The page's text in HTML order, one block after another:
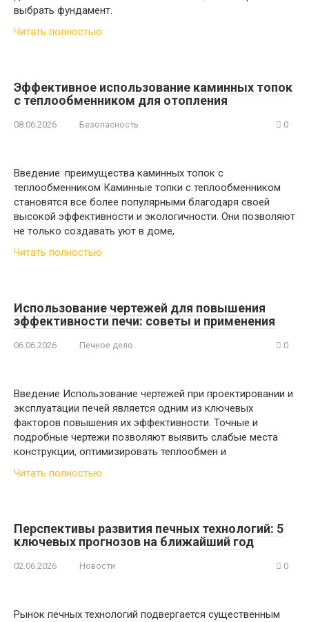
выбрать фундамент.
Читать полностью
Эффективное использование каминных топок
с теплообменником для отопления
08.06.2026 Безопасность 0
Введение: преимущества каминных топок с
теплообменником Каминные топки с теплообменником
становятся все более популярными благодаря своей
высокой эффективности и экологичности. Они позволяют
не только создавать уют в доме,
Читать полностью
Использование чертежей для повышения
эффективности печи: советы и применения
06.06.2026 Печное дело 0
Введение Использование чертежей при проектировании и
эксплуатации печей является одним из ключевых
факторов повышения их эффективности. Точные и
подробные чертежи позволяют выявить слабые места
конструкции, оптимизировать теплообмен и
Читать полностью
Перспективы развития печных технологий: 5
ключевых прогнозов на ближайший год
02.06.2026 Новости 0
Рынок печных технологий подвергается существенным